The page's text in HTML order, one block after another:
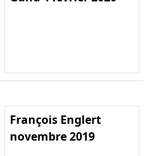
François Englert
novembre 2019